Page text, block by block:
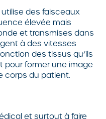
des faisceaux
élevée mais
et transmises dans
à des vitesses
des tissus qu’ils
pour former une image
corps du patient.
et surtout à faire